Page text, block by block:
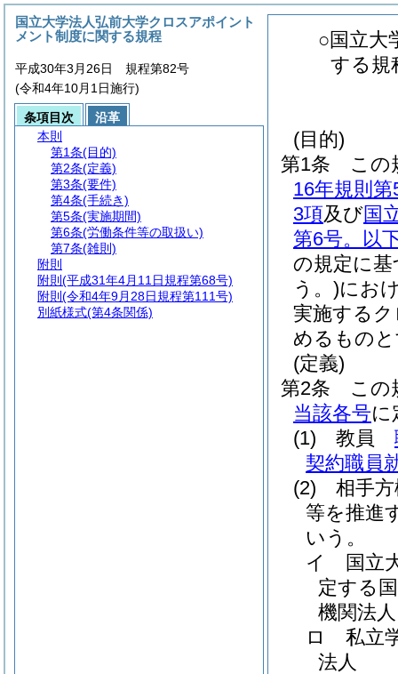
○国立大
する規
(目的)
第1条
この
16年規則
3項及び国
第6号。以
の規定に基
う。)にお
実施する
めるもの
(定義)
第2条
この
当該各号に
(1)
教員
契約職員
(2)
相手
等を推進
いう。
イ
国立
定する
機関法人
ロ
私立
法人
国立大学法人弘前大学クロスアポイント
メント制度に関する規程
平成30年3月26日 規程第82号
(令和4年10月1日施行)
条項目次
沿革
本則
第1条(目的)
第2条(定義)
第3条(要件)
第4条(手続き)
第5条(実施期間)
第6条(労働条件等の取扱い)
第7条(雑則)
附則
附則 (平成31年4月11日規程第68号)
附則 (令和4年9月28日規程第111号)
別紙様式(第4条関係)